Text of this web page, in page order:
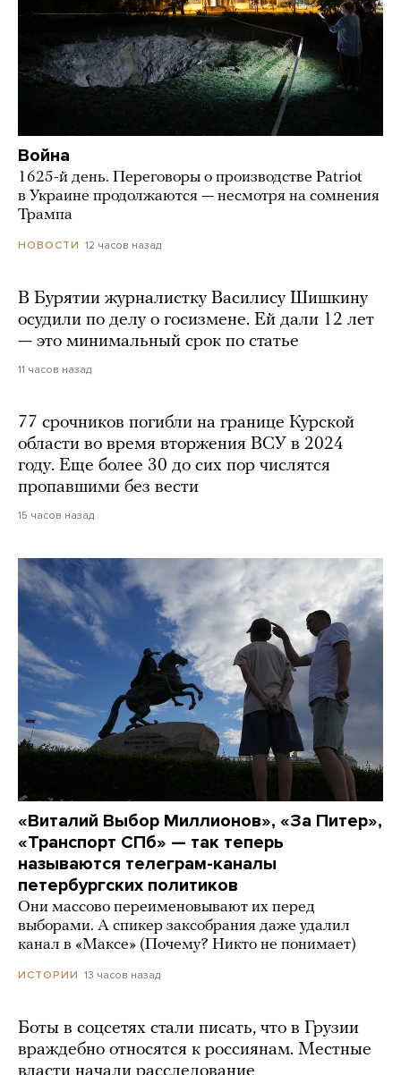
Война
1625-й день. Переговоры о производстве Patriot
в Украине продолжаются — несмотря на сомнения
Трампа
НОВОСТИ 12 часов назад
В Бурятии журналистку Василису Шишкину
осудили по делу о госизмене. Ей дали 12 лет
— это минимальный срок по статье
11 часов назад
77 срочников погибли на границе Курской
области во время вторжения ВСУ в 2024
году. Еще более 30 до сих пор числятся
пропавшими без вести
15 часов назад
«Виталий Выбор Миллионов», «За Питер»,
«Транспорт СПб» — так теперь
называются телеграм-каналы
петербургских политиков
Они массово переименовывают их перед
выборами. А спикер заксобрания даже удалил
канал в «Максе» (Почему? Никто не понимает)
ИСТОРИИ 13 часов назад
Боты в соцсетях стали писать, что в Грузии
враждебно относятся к россиянам. Местные